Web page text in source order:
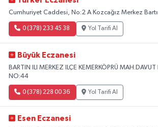
Cumhuriyet Caddesi, No:2 A Kozcağız Merkez
0 (378) 233 45 38 Yol Tarifi Al
Büyük Eczanesi
BARTIN ILI MERKEZ ILÇE KEMERKÖPRÜ
NO:44
0 (378) 228 00 36 Yol Tarifi Al
Esen Eczanesi